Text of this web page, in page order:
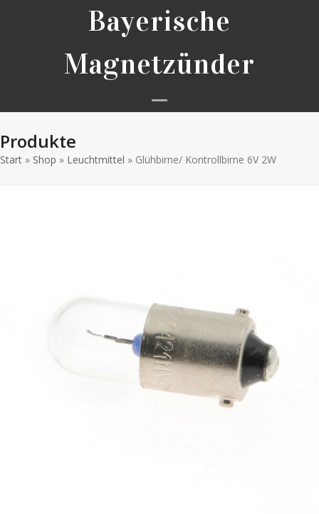
Bayerische
Magnetzünder
Open
menu
Close
menu
Produkte
Start » Shop » Leuchtmittel » Glühbirne/ Kontrollbirne 6V 2W